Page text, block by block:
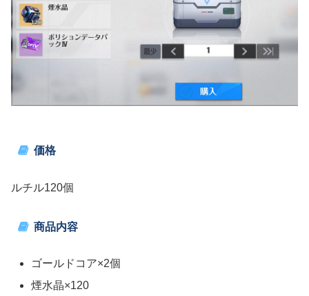
価格
ルチル120個
商品内容
ゴールドコア×2個
煙水晶×120